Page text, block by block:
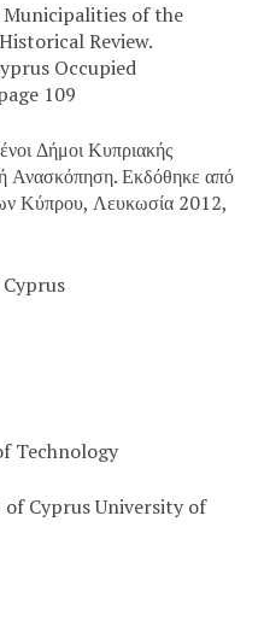
Municipalities of the
Review.
Occupied
109
Δήμοι Κυπριακής
Ανασκόπηση. Εκδόθηκε από
Κύπρου, Λευκωσία 2012,
Technology
of Cyprus University of